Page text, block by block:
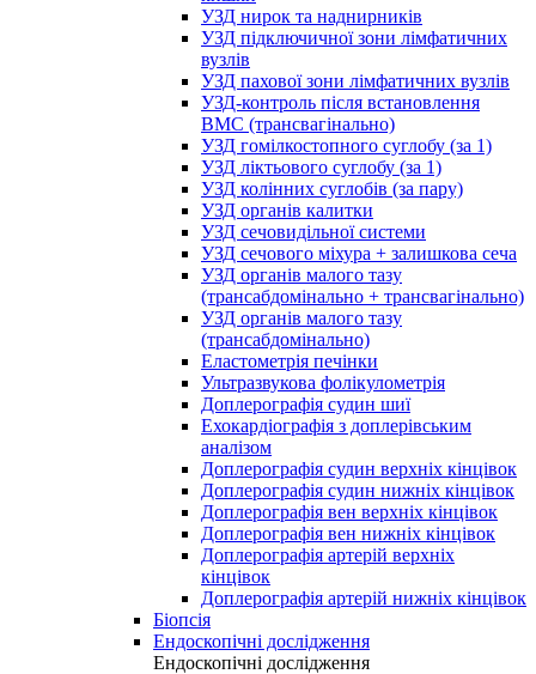
УЗД нирок та наднирників
УЗД підключичної зони лімфатичних
вузлів
УЗД пахової зони лімфатичних вузлів
УЗД-контроль після встановлення
ВМС (трансвагінально)
УЗД гомілкостопного суглобу (за 1)
УЗД ліктьового суглобу (за 1)
УЗД колінних суглобів (за пару)
УЗД органів калитки
УЗД сечовидільної системи
УЗД сечового міхура + залишкова сеча
УЗД органів малого тазу
(трансабдомінально + трансвагінально)
УЗД органів малого тазу
(трансабдомінально)
Еластометрія печінки
Ультразвукова фолікулометрія
Доплерографія судин шиї
Ехокардіографія з доплерівським
аналізом
Доплерографія судин верхніх кінцівок
Доплерографія судин нижніх кінцівок
Доплерографія вен верхніх кінцівок
Доплерографія вен нижніх кінцівок
Доплерографія артерій верхніх
кінцівок
Доплерографія артерій нижніх кінцівок
Біопсія
Ендоскопічні дослідження
Ендоскопічні дослідження